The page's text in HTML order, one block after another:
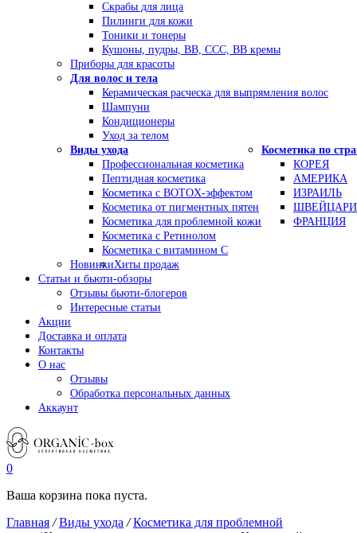
Скрабы для лица
Пилинги для кожи
Тоники и тонеры
Кушоны, пудры, ВВ, ССС, ВВ кремы
Приборы для красоты
Для волос и тела
Керамическая расческа для выпрямления волос
Шампуни
Кондиционеры
Уход за телом
Виды ухода
Профессиональная косметика
Пептидная косметика
Косметика с BOTOX-эффектом
Косметика от пигментных пятен
Косметика для проблемной кожи
Косметика с Ретинолом
Косметика с витамином С
Косметика по
КОРЕЯ
АМЕРИКА
ИЗРАИЛЬ
ФРАНЦИЯ
НовинкиХиты продаж
Статьи и бьюти-обзоры
Отзывы бьюти-блогеров
Интересные статьи
Акции
Доставка и оплата
Контакты
О нас
Отзывы
Обработка персональных данных
Аккаунт
0
Ваша корзина пока пуста.
Главная /Виды ухода /Косметика для проблемной